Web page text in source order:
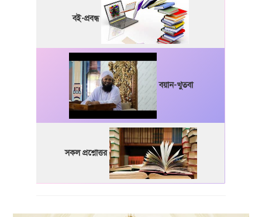
বই-প্রবন্ধ
বয়ান-খুতবা
সকল প্রশ্নোত্তর